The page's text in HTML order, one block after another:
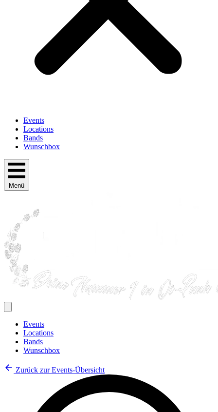
Events
Locations
Bands
Wunschbox
Menü
Events
Locations
Bands
Wunschbox
Zurück zur Events-Übersicht